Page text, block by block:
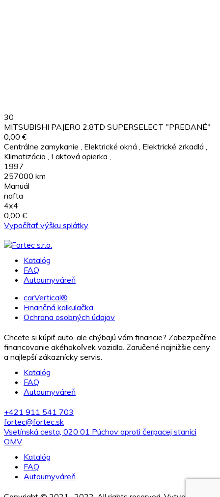
30
MITSUBISHI PAJERO 2,8TD SUPERSELECT "PREDANÉ"
0,00 €
Centrálne zamykanie
Elektrické okná Elektrické zrkadlá
Klimatizácia
Lakťová opierka
1997
257000 km
Manuál
nafta
4x4
0,00 €
Vypočítať výšku splátky
Katalóg
FAQ
Autoumyváreň
carVertical®
Finančná kalkulačka
Ochrana osobných údajov
Chcete si kúpiť auto, ale chýbajú vám financie? Zabezpečíme
financovanie akéhokoľvek vozidla. Zaručené najnižšie ceny
a najlepší zákaznícky servis.
Katalóg
FAQ
Autoumyváreň
+421 911 541 703
fortec@fortec.sk
Vsetínská cesta, 020 01 Púchov oproti čerpacej stanici
OMV
Katalóg
FAQ
Autoumyváreň